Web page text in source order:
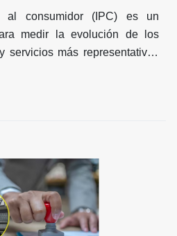
consumidor (IPC) es un
medir la evolución de los
servicios más representativos
los hogares en Colombia y
calcular el costo de vida en
en 5.2%. ¿Cuál es el